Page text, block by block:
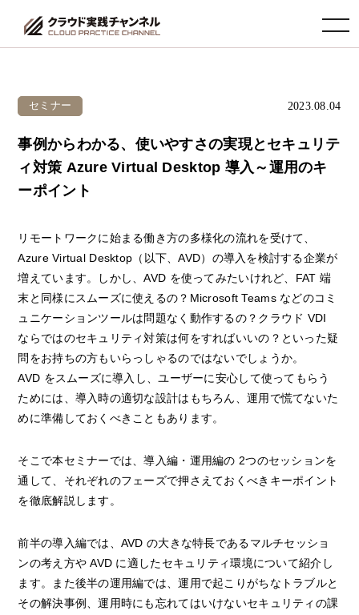
toggle navigation
セミナー 2023.08.04
事例からわかる、使いやすさの実現とセキュリテ
ィ対策 Azure Virtual Desktop 導入～運用のキ
ーポイント
リモートワークに始まる働き方の多様化の流れを受けて、
Azure Virtual Desktop（以下、AVD）の導入を検討する企業が
増えています。しかし、AVD を使ってみたいけれど、FAT 端
末と同様にスムーズに使えるの？Microsoft Teams などのコミ
ュニケーションツールは問題なく動作するの？クラウド VDI
ならではのセキュリティ対策は何をすればいいの？といった疑
問をお持ちの方もいらっしゃるのではないでしょうか。
AVD をスムーズに導入し、ユーザーに安心して使ってもらう
ためには、導入時の適切な設計はもちろん、運用で慌てないた
めに準備しておくべきこともあります。
そこで本セミナーでは、導入編・運用編の 2つのセッションを
通して、それぞれのフェーズで押さえておくべきキーポイント
を徹底解説します。
前半の導入編では、AVD の大きな特長であるマルチセッショ
ンの考え方や AVD に適したセキュリティ環境について紹介し
ます。また後半の運用編では、運用で起こりがちなトラブルと
その解決事例、運用時にも忘れてはいけないセキュリティの課